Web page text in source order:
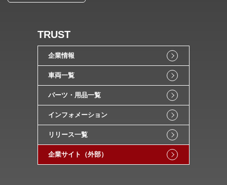
TRUST
企業情報
車両一覧
パーツ・用品一覧
インフォメーション
リリース一覧
企業サイト（外部）